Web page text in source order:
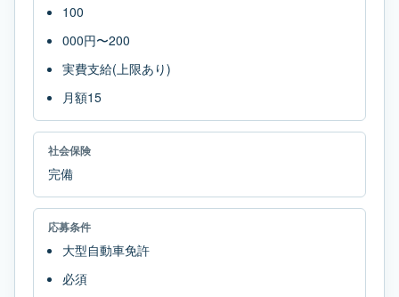
100
000円〜200
実費支給(上限あり)
月額15
社会保険
完備
応募条件
大型自動車免許
必須